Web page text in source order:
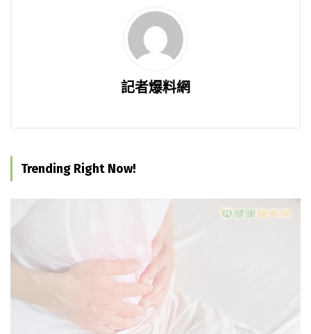
記者爆料網
Trending Right Now!